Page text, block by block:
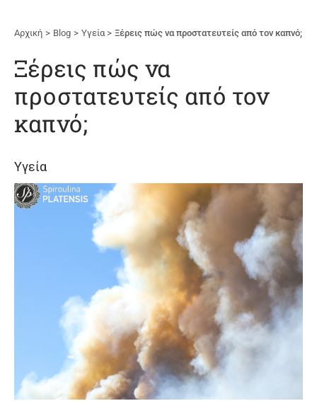
Αρχική Blog Υγεία Ξέρεις πώς να προστατευτείς από τον καπνό;
Ξέρεις πώς να
προστατευτείς από τον
καπνό;
Υγεία